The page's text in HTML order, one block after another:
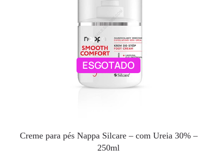
ESGOTADO
Creme para pés Nappa Silcare – com Ureia 30% –
250ml